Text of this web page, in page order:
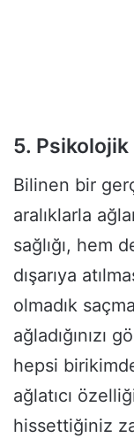
5.
Bilinen bir
aralıklarla
sağlığı, hem
dışarıya
olmadık
ağladığınızı
hepsi
ağlatıcı
hissettiğiniz